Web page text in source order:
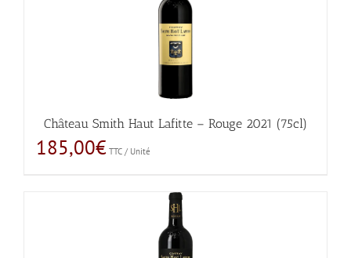
Château Smith Haut Lafitte – Rouge 2021 (75cl)
185,00€ TTC / Unité